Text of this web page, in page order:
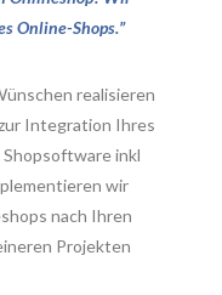
Online-Shops.”
realisieren
Integration Ihres
inkl
wir
nach Ihren
Projekten